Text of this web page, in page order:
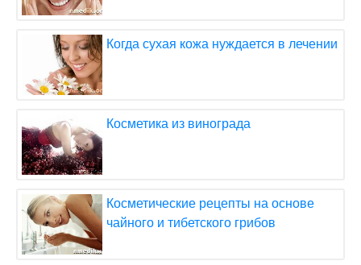
Когда сухая кожа нуждается в лечении
Косметика из винограда
Косметические рецепты на основе
чайного и тибетского грибов